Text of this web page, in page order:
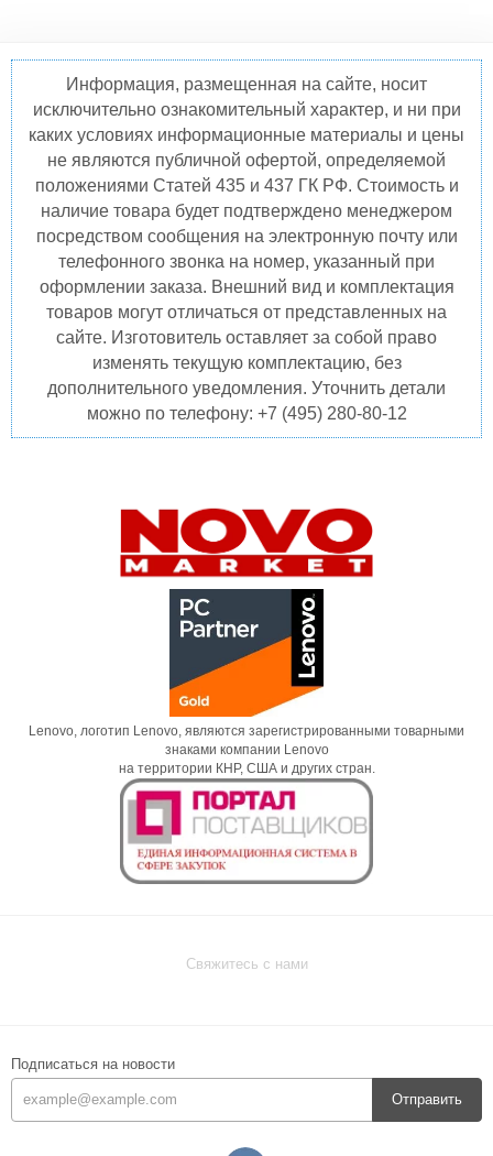
Информация, размещенная на сайте, носит
исключительно ознакомительный характер, и ни при
каких условиях информационные материалы и цены
не являются публичной офертой, определяемой
положениями Статей 435 и 437 ГК РФ. Стоимость и
наличие товара будет подтверждено менеджером
посредством сообщения на электронную почту или
телефонного звонка на номер, указанный при
оформлении заказа. Внешний вид и комплектация
товаров могут отличаться от представленных на
сайте. Изготовитель оставляет за собой право
изменять текущую комплектацию, без
дополнительного уведомления. Уточнить детали
можно по телефону: +7 (495) 280-80-12
Lenovo, логотип Lenovo, являются зарегистрированными товарными
знаками компании Lenovo
на территории КНР, США и других стран.
Свяжитесь с нами
Подписаться на новости
Отправить